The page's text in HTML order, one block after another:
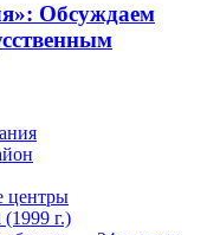
Обсуждаем
центры
г.)